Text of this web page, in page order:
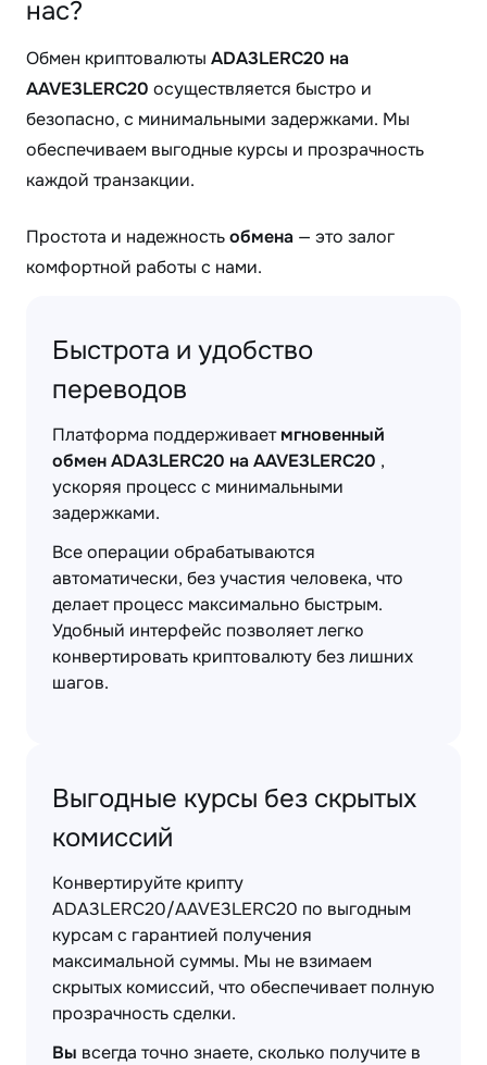
нас?
Обмен криптовалюты ADA3LERC20 на
AAVE3LERC20 осуществляется быстро и
безопасно, с минимальными задержками. Мы
обеспечиваем выгодные курсы и прозрачность
каждой транзакции.
Простота и надежностьобмена — это залог
комфортной работы с нами.
Быстрота и удобство
переводов
Платформа поддерживаетмгновенный
обмен ADA3LERC20 на AAVE3LERC20 ,
ускоряя процесс с минимальными
задержками.
Все операции обрабатываются
автоматически, без участия человека, что
делает процесс максимально быстрым.
Удобный интерфейс позволяет легко
конвертировать криптовалюту без лишних
шагов.
Выгодные курсы без скрытых
комиссий
Конвертируйте крипту
ADA3LERC20/AAVE3LERC20 по выгодным
курсам с гарантией получения
максимальной суммы. Мы не взимаем
скрытых комиссий, что обеспечивает полную
прозрачность сделки.
Вы всегда точно знаете, сколько получите в